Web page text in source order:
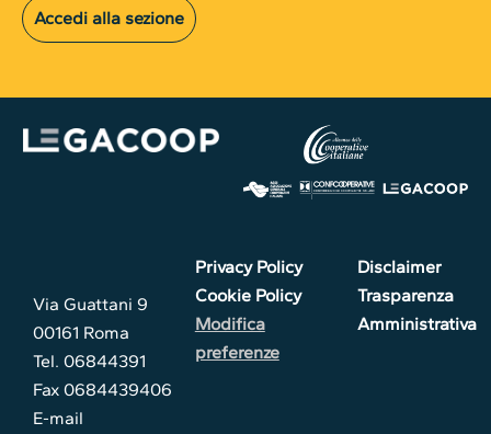
Accedi alla sezione
Via Guattani 9
00161 Roma
Tel. 06844391
Fax 0684439406
E-mail
Privacy Policy
Cookie Policy
Modifica
preferenze
Disclaimer
Trasparenza
Amministrativa